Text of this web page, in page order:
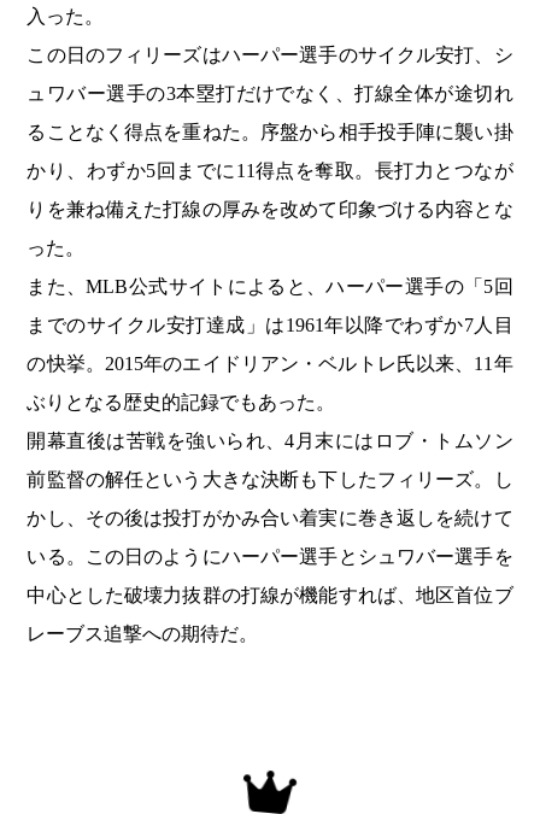
入った。
この日のフィリーズはハーパー選手のサイクル安打、シ
ュワバー選手の3本塁打だけでなく、打線全体が途切れ
ることなく得点を重ねた。序盤から相手投手陣に襲い掛
かり、わずか5回までに11得点を奪取。長打力とつなが
りを兼ね備えた打線の厚みを改めて印象づける内容とな
った。
また、MLB公式サイトによると、ハーパー選手の「5回
までのサイクル安打達成」は1961年以降でわずか7人目
の快挙。2015年のエイドリアン・ベルトレ氏以来、11年
ぶりとなる歴史的記録でもあった。
開幕直後は苦戦を強いられ、4月末にはロブ・トムソン
前監督の解任という大きな決断も下したフィリーズ。し
かし、その後は投打がかみ合い着実に巻き返しを続けて
いる。この日のようにハーパー選手とシュワバー選手を
中心とした破壊力抜群の打線が機能すれば、地区首位ブ
レーブス追撃への期待だ。